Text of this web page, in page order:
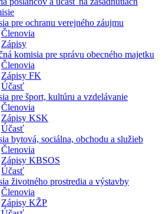
pre ochranu verejného záujmu
Členovia
Zápisy
komisia pre správu obecného majetku
Členovia
Zápisy FK
Účasť
pre šport, kultúru a vzdelávanie
Členovia
Zápisy KSK
Účasť
bytová, sociálna, obchodu a služieb
Členovia
Zápisy KBSOS
Účasť
životného prostredia a výstavby
Členovia
Zápisy KŽP